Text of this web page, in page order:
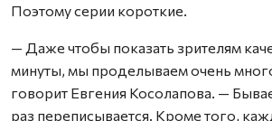
Поэтому серии короткие.
— Даже чтобы показать зрителям
минуты, мы проделываем очень
говорит Евгения Косолапова. —
раз переписывается. Кроме того,